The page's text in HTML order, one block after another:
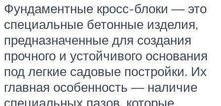
Фундаментные кросс-блоки — это
специальные бетонные изделия,
предназначенные для создания
прочного и устойчивого основания
под легкие садовые постройки. Их
главная особенность — наличие
специальных пазов, которые